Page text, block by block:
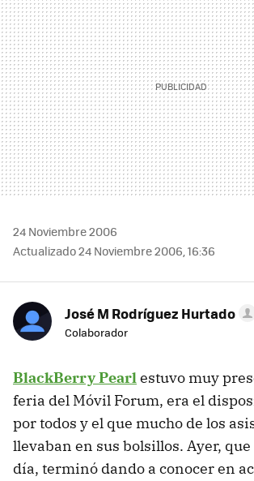
24 Noviembre 2006
Actualizado 24 Noviembre 2006, 16:36
José M Rodríguez Hurtado
Colaborador
BlackBerry Pearlestuvo muy
feria del Móvil Forum, era el
por todos y el que mucho de los
llevaban en sus bolsillos. Ayer,
día, terminó dando a conocer en